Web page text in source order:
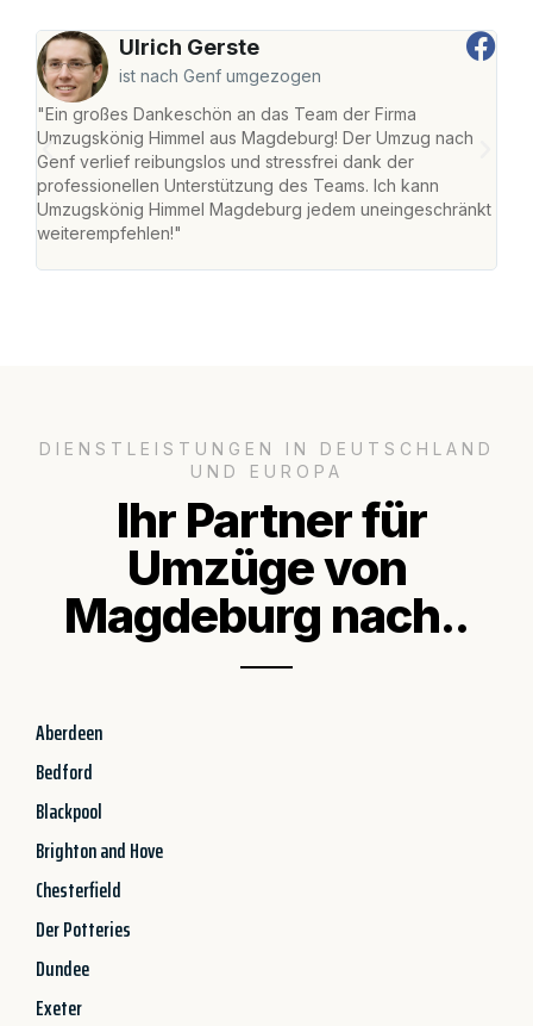
Ulrich Gerste
ist nach Genf umgezogen
"Ein großes Dankeschön an das Team der Firma
Umzugskönig Himmel aus Magdeburg! Der Umzug nach
Genf verlief reibungslos und stressfrei dank der
professionellen Unterstützung des Teams. Ich kann
Umzugskönig Himmel Magdeburg jedem uneingeschränkt
weiterempfehlen!"
DIENSTLEISTUNGEN IN DEUTSCHLAND
UND EUROPA
Ihr Partner für
Umzüge von
Magdeburg nach..
Aberdeen
Bedford
Blackpool
Brighton and Hove
Chesterfield
Der Potteries
Dundee
Exeter